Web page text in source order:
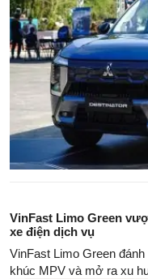
VinFast Limo Green
xe điện dịch vụ
VinFast Limo Green
khúc MPV và mở ra xu